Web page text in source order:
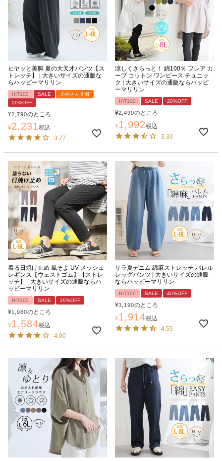
ヒヤッと美脚 夏の大天才パンツ【ス
トレッチ】 | 大きいサイズの通販な
らハッピーマリリン
HIT100 SALE
小柄さん丈有
20%OFF
¥2,790のところ
¥2,231税込
3.77
涼しくさらっと！ 綿100％ フレア カ
ーブ コットン ワンピース チュニッ
ク | 大きいサイズの通販ならハッピ
ーマリリン
HIT100 SALE 20%OFF
¥2,490のところ
¥1,992税込
3.33
着る日焼け止め 風そよ UV メッシュ
レギンス【ウェストゴム】【ストレ
ッチ】 | 大きいサイズの通販ならハ
ッピーマリリン
HIT100 SALE 20%OFF
¥1,980のところ
¥1,584税込
4.00
サラ夏デニム 綿麻ストレッチ バレル
レッグパンツ | 大きいサイズの通販
ならハッピーマリリン
HIT100 SALE 40%OFF
¥3,190のところ
¥1,914税込
4.55